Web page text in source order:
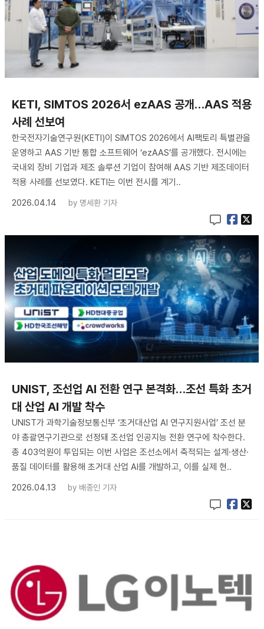
KETI, SIMTOS 2026서 ezAAS 공개…AAS 적용
사례 선보여
한국전자기술연구원(KETI)이 SIMTOS 2026에서 AI팩토리 특별관을
운영하고 AAS 기반 통합 소프트웨어 ‘ezAAS’를 공개했다. 전시에는
국내외 장비 기업과 제조 솔루션 기업이 참여해 AAS 기반 제조데이터
적용 사례를 선보였다. KETI는 이번 전시를 계기..
2026.04.14
by 명세환 기자
UNIST, 조선업 AI 전환 연구 본격화…조선 특화 초거
대 산업 AI 개발 착수
UNIST가 과학기술정보통신부 ‘초거대산업 AI 연구지원사업’ 조선 분
야 총괄연구기관으로 선정돼 조선업 인공지능 전환 연구에 착수한다.
총 403억원이 투입되는 이번 사업은 조선소에서 축적되는 설계·생산·
품질 데이터를 활용해 초거대 산업 AI를 개발하고, 이를 실제 현..
2026.04.13
by 배종인 기자